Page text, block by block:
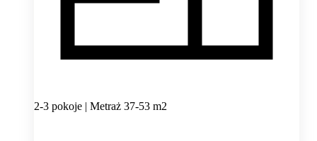
2-3 pokoje | Metraż 37-53 m2